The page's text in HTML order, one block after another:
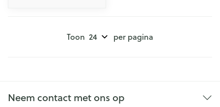
Toon per pagina
Neem contact met ons op